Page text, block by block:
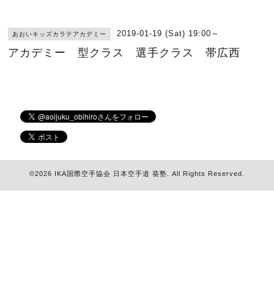
あおいキッズカラテアカデミー 2019-01-19 (Sat) 19:00～
アカデミー 型クラス 選手クラス 帯広西
©2026 IKA国際空手協会 日本空手道 葵塾 . All Rights Reserved.